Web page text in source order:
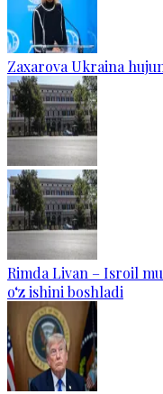
Zaxarova Ukraina
Rimda Livan – Isroil
o‘z ishini boshladi